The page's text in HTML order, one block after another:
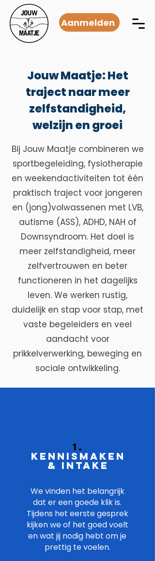
Aanmelden
Jouw Maatje: Het
traject naar meer
zelfstandigheid,
welzijn en groei
Bij Jouw Maatje combineren we
sportbegeleiding, fysiotherapie
en weekendactiviteiten tot één
praktisch traject voor jongeren
en (jong)volwassenen met LVB,
autisme (ASS), ADHD, NAH of
Downsyndroom. Het doel is
meer zelfstandigheid, meer
zelfvertrouwen en beter
functioneren in het dagelijks
leven. We werken rustig,
duidelijk en stap voor stap, met
vaste begeleiders en veel
aandacht voor
prikkelverwerking, beweging en
sociale ontwikkeling.
1.
Kennismaken
& Intake
We vinden het belangrijk
dat er een goede klik is.
Tijdens het eerste gesprek
kijken we of het goed voelt
en wat jij nodig hebt om je
prettig te voelen.